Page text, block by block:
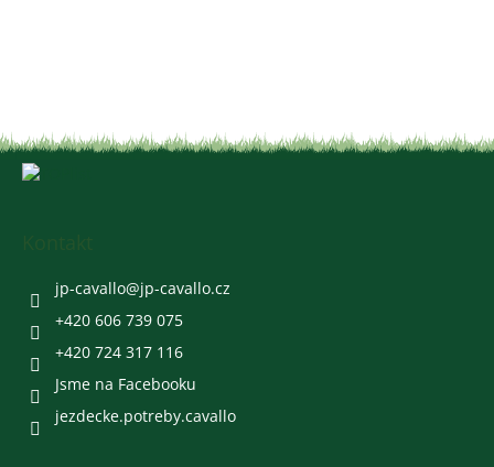
jp-cavallo@jp-cavallo.cz
+420 606 739 075
+420 724 317 116
Jsme na Facebooku
jezdecke.potreby.cavallo